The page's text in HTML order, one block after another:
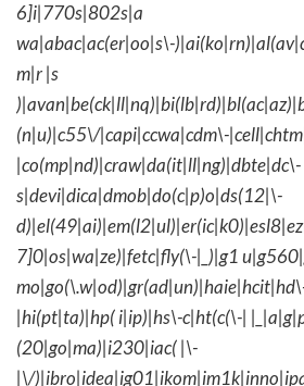
6]i|770s|802s|a
wa|abac|ac(er|oo|s\-
m|r |s
(n|u)|c55\/|capi|ccwa|cdm\-
|co(mp|nd)|craw|da(it|ll|ng)|dbte|dc\-
s|devi|dica|dmob|do(c|p)o|ds(12|\-
7]0|os|wa|ze)|fetc|fly(\-|_)|g1
|hi(pt|ta)|hp( i|ip)|hs\-c|ht(c(\-|
(20|go|ma)|i230|iac( |\-
|\/